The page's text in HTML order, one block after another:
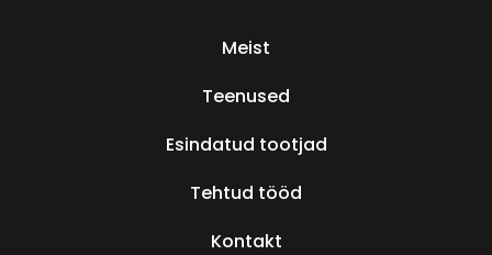
Meist
Teenused
Esindatud tootjad
Tehtud tööd
Kontakt